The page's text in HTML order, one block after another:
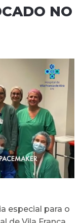
NO
especial para o